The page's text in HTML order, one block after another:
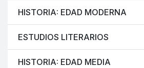
HISTORIA: EDAD MODERNA
ESTUDIOS LITERARIOS
HISTORIA: EDAD MEDIA